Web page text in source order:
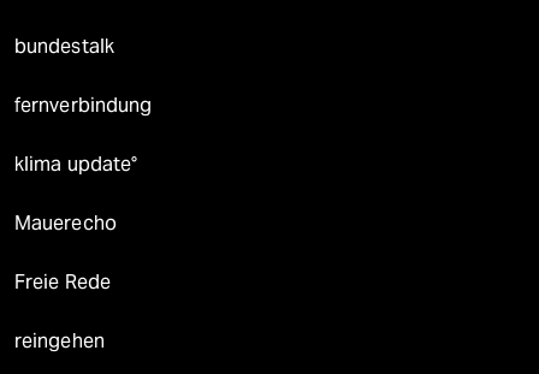
bundestalk
fernverbindung
klima update°
Mauerecho
Freie Rede
reingehen